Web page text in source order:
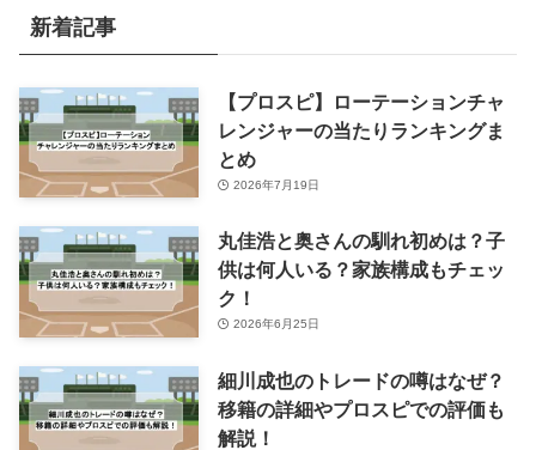
ー新着記事
【プロスピ】ローテーションチャ
レンジャーの当たりランキングま
とめ
2026年7月19日
丸佳浩と奥さんの馴れ初めは？子
供は何人いる？家族構成もチェッ
ク！
2026年6月25日
細川成也のトレードの噂はなぜ？
移籍の詳細やプロスピでの評価も
解説！